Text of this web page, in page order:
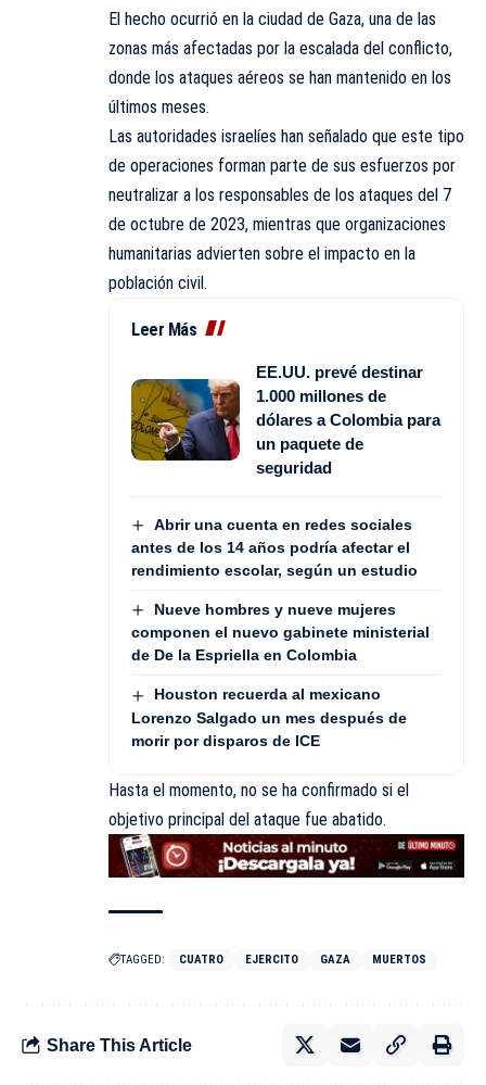
El hecho ocurrió en la ciudad de Gaza, una de las
zonas más afectadas por la escalada del conflicto,
donde los ataques aéreos se han mantenido en los
últimos meses.
Las autoridades israelíes han señalado que este tipo
de operaciones forman parte de sus esfuerzos por
neutralizar a los responsables de los ataques del 7
de octubre de 2023, mientras que organizaciones
humanitarias advierten sobre el impacto en la
población civil.
Leer Más
EE.UU. prevé destinar
1.000 millones de
dólares a Colombia para
un paquete de
seguridad
Abrir una cuenta en redes sociales
antes de los 14 años podría afectar el
rendimiento escolar, según un estudio
Nueve hombres y nueve mujeres
componen el nuevo gabinete ministerial
de De la Espriella en Colombia
Houston recuerda al mexicano
Lorenzo Salgado un mes después de
morir por disparos de ICE
Hasta el momento, no se ha confirmado si el
objetivo principal del ataque fue abatido.
TAGGED: CUATRO EJERCITO GAZA MUERTOS
Share This Article